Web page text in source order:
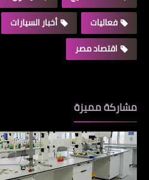
فعاليات
أخبار السيارات
اقتصاد مصر
مشاركة مميزة